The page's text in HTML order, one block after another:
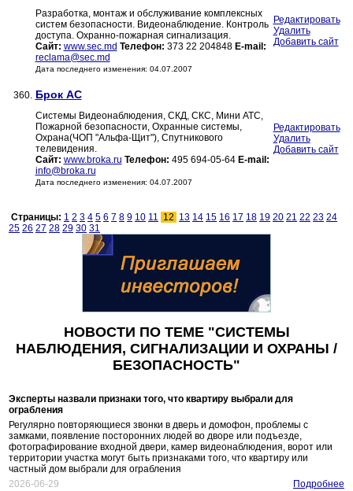
Разработка, монтаж и обслуживание комплексных
систем безопасности. Видеонаблюдение. Контроль
доступа. Охранно-пожарная сигнализация.
Сайт: www.sec.md Телефон: 373 22 204848 E-mail:
reclama@sec.md
Дата последнего изменения: 04.07.2007
Редактировать
Удалить
Добавить сайт
360. Брок АС
Системы Видеонаблюдения, СКД, СКС, Мини АТС,
Пожарной безопасности, Охранные системы,
Охрана(ЧОП "Альфа-Щит"), Спутникового
телевидения.
Сайт: www.broka.ru Телефон: 495 694-05-64 E-mail:
info@broka.ru
Дата последнего изменения: 04.07.2007
Редактировать
Удалить
Добавить сайт
Страницы: 1 2 3 4 5 6 7 8 9 10 11 12 13 14 15 16 17 18 19 20 21 22 23 24
25 26 27 28 29 30 31
НОВОСТИ ПО ТЕМЕ "СИСТЕМЫ
НАБЛЮДЕНИЯ, СИГНАЛИЗАЦИИ И ОХРАНЫ /
БЕЗОПАСНОСТЬ"
Эксперты назвали признаки того, что квартиру выбрали для
ограбления
Регулярно повторяющиеся звонки в дверь и домофон, проблемы с
замками, появление посторонних людей во дворе или подъезде,
фотографирование входной двери, камер видеонаблюдения, ворот или
территории участка могут быть признаками того, что квартиру или
частный дом выбрали для ограбления
2026-06-29
Подробнее